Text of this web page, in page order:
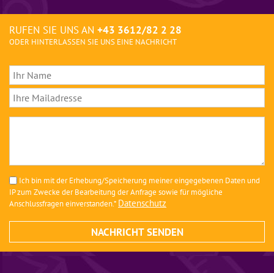
RUFEN SIE UNS AN +43 3612/82 2 28
ODER HINTERLASSEN SIE UNS EINE NACHRICHT
Ich bin mit der Erhebung/Speicherung meiner eingegebenen Daten und
IP zum Zwecke der Bearbeitung der Anfrage sowie für mögliche
Anschlussfragen einverstanden.* Datenschutz